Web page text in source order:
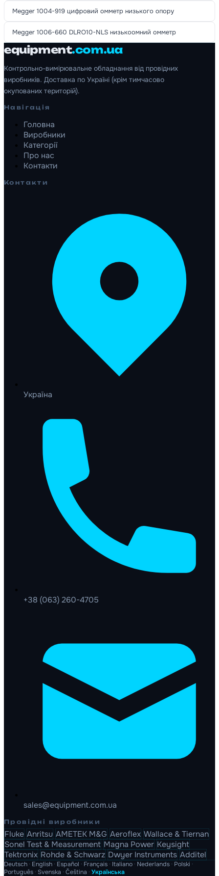
Megger 1004-919 цифровий омметр низького опору
Megger 1006-660 DLRO10-NLS низькоомний омметр
equipment.com.ua
Контрольно-вимірювальне обладнання від провідних
виробників. Доставка по Україні (крім тимчасово
окупованих територій).
Навігація
Головна
Виробники
Категорії
Про нас
Контакти
Контакти
Україна
+38 (063) 260-4705
sales@equipment.com.ua
Провідні виробники
Fluke Anritsu AMETEK M&G Aeroflex Wallace & Tiernan
Sonel Test & Measurement Magna Power Keysight
Tektronix Rohde & Schwarz Dwyer Instruments Additel
Deutsch · English · Español · Français · Italiano · Nederlands · Polski ·
Português · Svenska · Čeština · Українська